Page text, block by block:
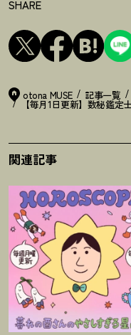
SHARE
otona MUSE 記事一覧
【毎月1日更新】数秘鑑
関連記事